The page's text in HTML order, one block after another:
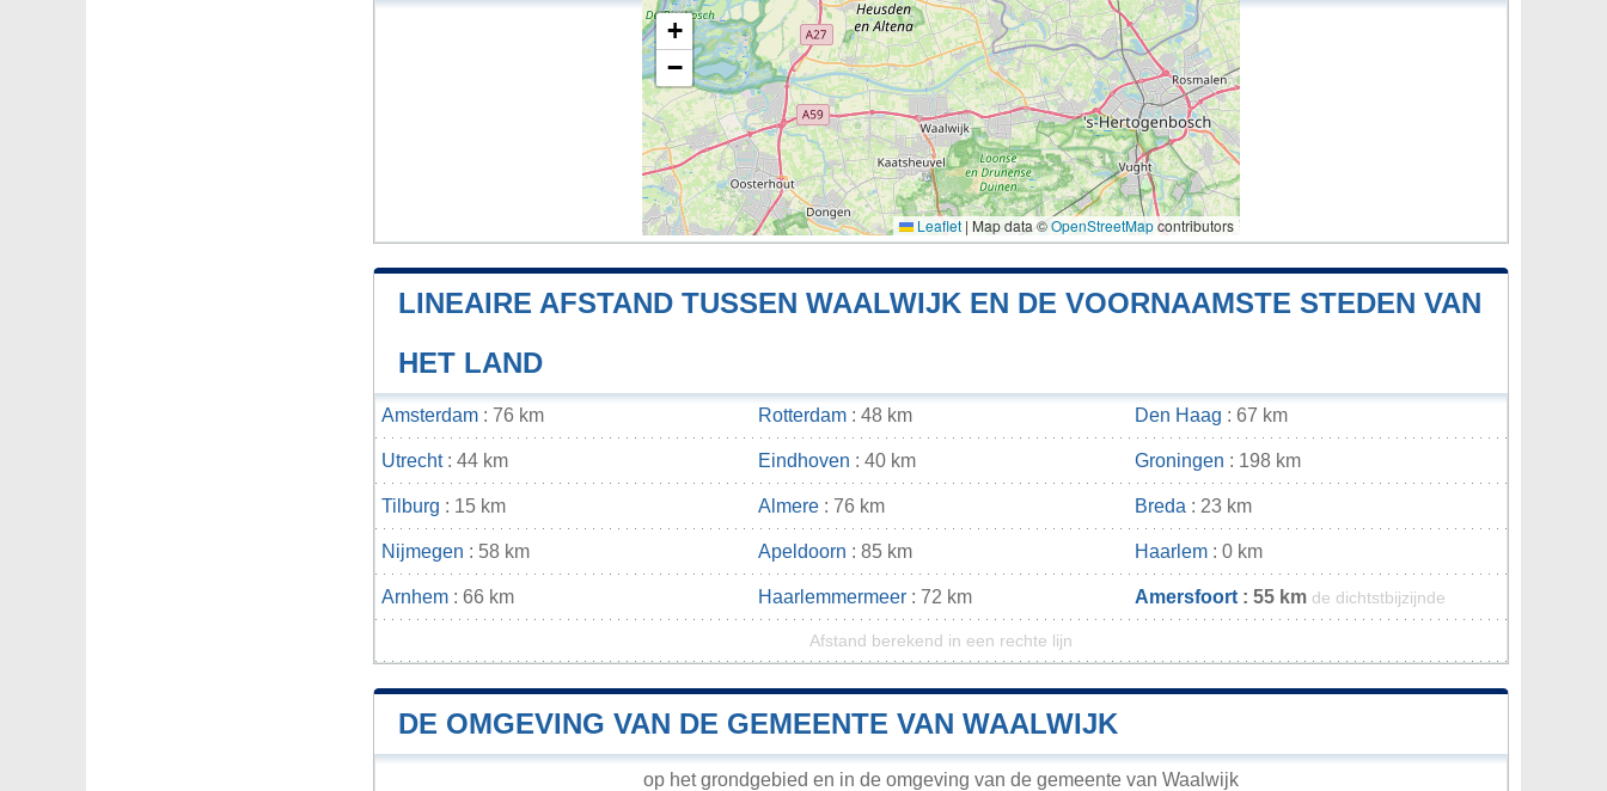
+
−
Leaflet | Map data ©OpenStreetMapcontributors
LINEAIRE AFSTAND TUSSEN WAALWIJK EN DE VOORNAAMSTE STEDEN VAN
HET LAND
Amsterdam : 76 km Rotterdam : 48 km Den Haag : 67 km
Utrecht: 44 km Eindhoven : 40 km Groningen : 198 km
Tilburg : 15 km Almere : 76 km Breda : 23 km
Nijmegen : 58 km Apeldoorn : 85 km Haarlem : 0 km
Arnhem : 66 km Haarlemmermeer : 72 km Amersfoort : 55 km de dichtstbijzijnde
Afstand berekend in een rechte lijn
DE OMGEVING VAN DE GEMEENTE VAN WAALWIJK
op het grondgebied en in de omgeving van de gemeente van Waalwijk